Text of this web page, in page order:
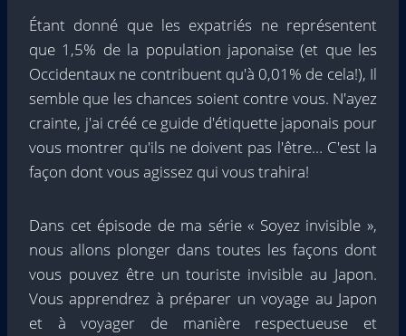
Étant donné que les expatriés ne représentent
que 1,5% de la population japonaise (et que les
Occidentaux ne contribuent qu'à 0,01% de cela!), Il
semble que les chances soient contre vous. N'ayez
crainte, j'ai créé ce guide d'étiquette japonais pour
vous montrer qu'ils ne doivent pas l'être… C'est la
façon dont vous agissez qui vous trahira!
Dans cet épisode de ma série « Soyez invisible »,
nous allons plonger dans toutes les façons dont
vous pouvez être un touriste invisible au Japon.
Vous apprendrez à préparer un voyage au Japon
et à voyager de manière respectueuse et